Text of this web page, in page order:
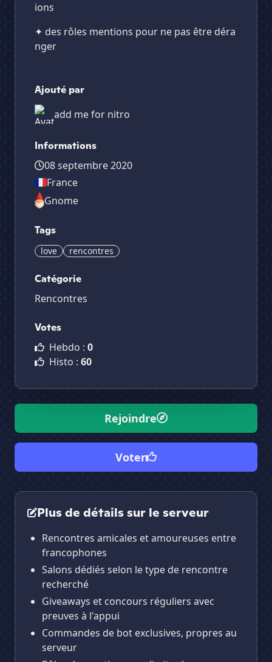
ions
✦ des rôles mentions pour ne pas être déra
nger
Ajouté par
add me for nitro
Informations
08 septembre 2020
France
Gnome
Tags
love rencontres
Catégorie
Rencontres
Votes
Hebdo : 0
Histo : 60
Rejoindre
Voter
Plus de détails sur le serveur
Rencontres amicales et amoureuses entre
francophones
Salons dédiés selon le type de rencontre
recherché
Giveaways et concours réguliers avec
preuves à l'appui
Commandes de bot exclusives, propres au
serveur